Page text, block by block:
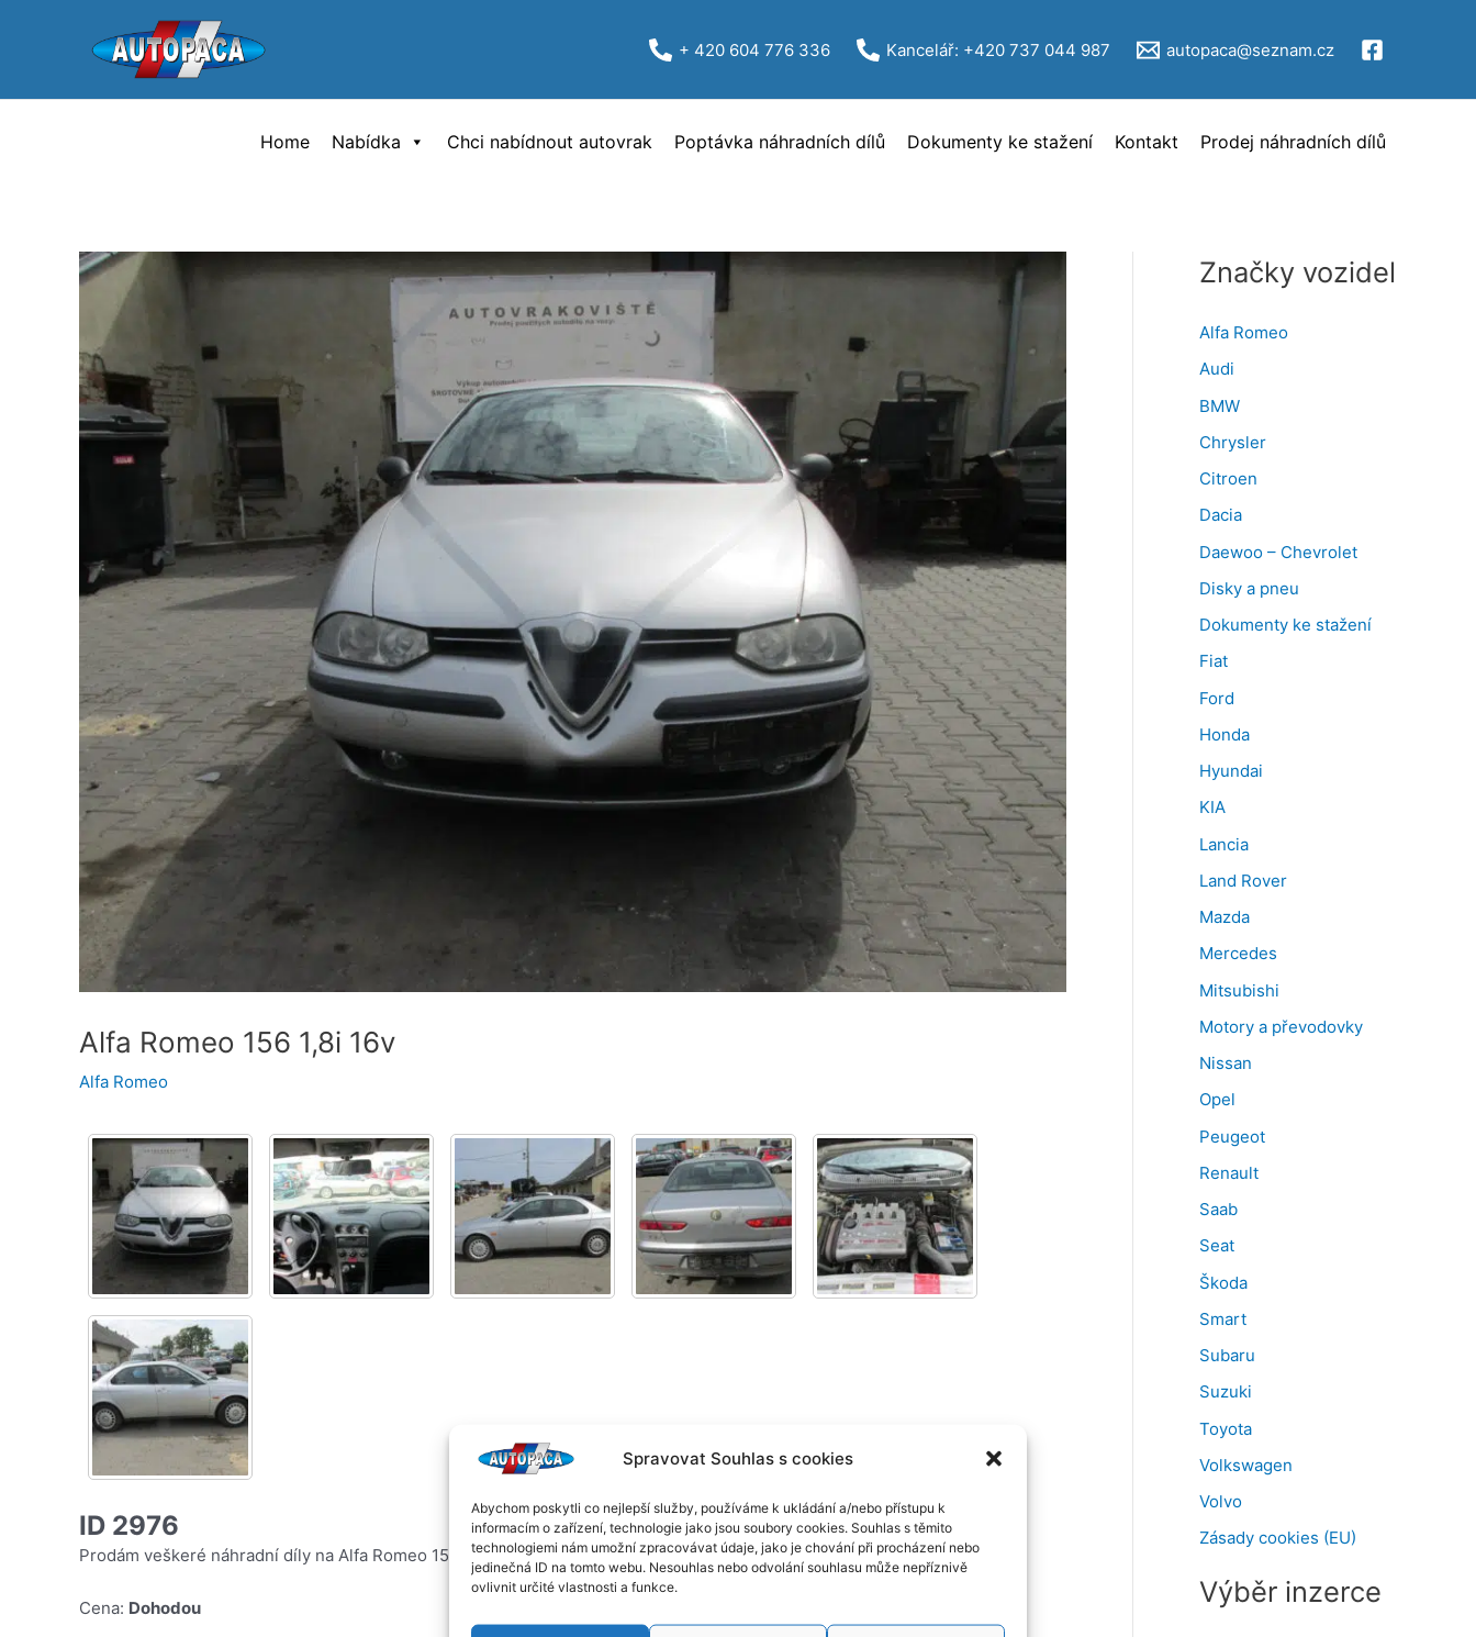
Spravovat Souhlas s cookies
Abychom poskytli co nejlepší služby, používáme k ukládání a/nebo přístupu k
informacím o zařízení, technologie jako jsou soubory cookies. Souhlas s těmito
technologiemi nám umožní zpracovávat údaje, jako je chování při procházení nebo
jedinečná ID na tomto webu. Nesouhlas nebo odvolání souhlasu může nepříznivě
ovlivnit určité vlastnosti a funkce.
+ 420 604 776 336 Kancelář: +420 737 044 987 autopaca@seznam.cz
Home Nabídka Chci nabídnout autovrak Poptávka náhradních dílů Dokumenty ke stažení Kontakt Prodej náhradních dílů
Alfa Romeo 156 1,8i 16v
Alfa Romeo
ID 2976
Prodám veškeré náhradní díly na Alfa Romeo 156 1,8i 16v, r.v. 1998, kód motoru: AR32201
Cena: Dohodou
Značky vozidel
Alfa Romeo
Audi
BMW
Chrysler
Citroen
Dacia
Daewoo – Chevrolet
Disky a pneu
Dokumenty ke stažení
Fiat
Ford
Honda
Hyundai
KIA
Lancia
Land Rover
Mazda
Mercedes
Mitsubishi
Motory a převodovky
Nissan
Opel
Peugeot
Renault
Saab
Seat
Škoda
Smart
Subaru
Suzuki
Toyota
Volkswagen
Volvo
Zásady cookies (EU)
Výběr inzerce
ý
r
e
c
e